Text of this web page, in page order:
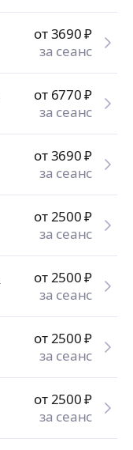
от 3690₽
за сеанс
от 6770₽
за сеанс
от 3690₽
за сеанс
от 2500₽
за сеанс
от 2500₽
за сеанс
от 2500₽
за сеанс
от 2500₽
за сеанс